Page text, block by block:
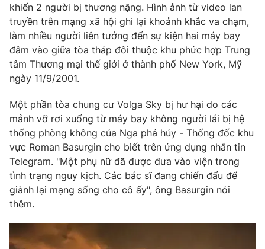
Góc doanh nghiệp
Truyền hình
Phim VTV
Hậu trường
Nhân vật
Khán giả
Giải sao mai
Giải trí
Điện ảnh
Sao
Đời sống
Du lịch
Làm đẹp
Chất lượng cuộc sống
Giáo dục
Tuyển sinh
Học trực tuyến
Công nghệ
Hitech Công nghệ tương lai
Sản phẩm
Tư vấn
Giao lưu trực tuyến
khiến 2 người bị thương nặng. Hình ảnh từ video lan
truyền trên mạng xã hội ghi lại khoảnh khắc va chạm,
làm nhiều người liên tưởng đến sự kiện hai máy bay
đâm vào giữa tòa tháp đôi thuộc khu phức hợp Trung
tâm Thương mại thế giới ở thành phố New York, Mỹ
ngày 11/9/2001.
Một phần tòa chung cư Volga Sky bị hư hại do các
mảnh vỡ rơi xuống từ máy bay không người lái bị hệ
thống phòng không của Nga phá hủy - Thống đốc khu
vực Roman Basurgin cho biết trên ứng dụng nhắn tin
Telegram. "Một phụ nữ đã được đưa vào viện trong
tình trạng nguy kịch. Các bác sĩ đang chiến đấu để
giành lại mạng sống cho cô ấy", ông Basurgin nói
thêm.